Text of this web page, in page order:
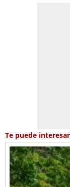
Te puede